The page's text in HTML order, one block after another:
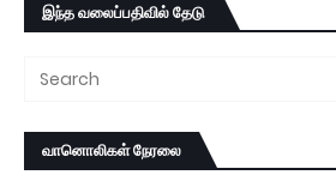
இந்த வலைப்பதிவில் தேடு
வானொலிகள் நேரலை